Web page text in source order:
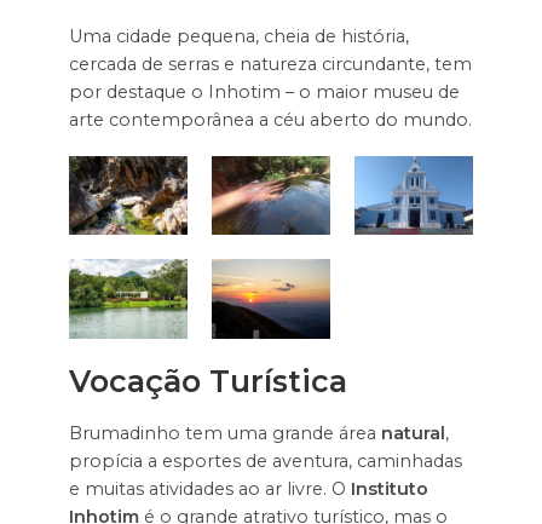
Uma cidade pequena, cheia de história,
cercada de serras e natureza circundante, tem
por destaque o Inhotim – o maior museu de
arte contemporânea a céu aberto do mundo.
Vocação Turística
Brumadinho tem uma grande área natural,
propícia a esportes de aventura, caminhadas
e muitas atividades ao ar livre. O Instituto
Inhotim é o grande atrativo turístico, mas o